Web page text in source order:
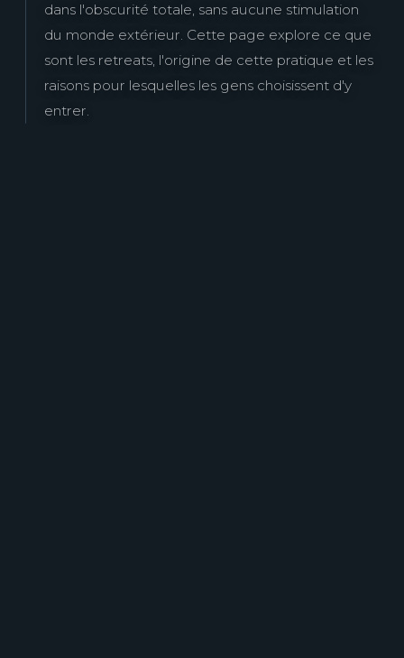
dans l'obscurité totale, sans aucune stimulation
du monde extérieur. Cette page explore ce que
sont les retreats, l'origine de cette pratique et les
raisons pour lesquelles les gens choisissent d'y
entrer.